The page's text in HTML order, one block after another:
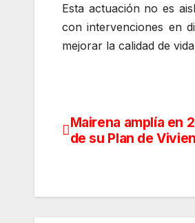
Esta actuación no es
con intervenciones en
mejorar la calidad de
Navegación
Mairena amplía en
de su Plan de